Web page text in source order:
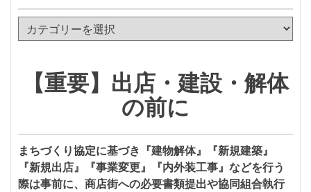
テ
【重要】出店・建設・解体
の前に
まちづくり協定に基づき『建物解体』『新規建築』
『新規出店』『事業変更』『内外装工事』などを行う
際は事前に、商店街への必要書類提出や協同組合執行